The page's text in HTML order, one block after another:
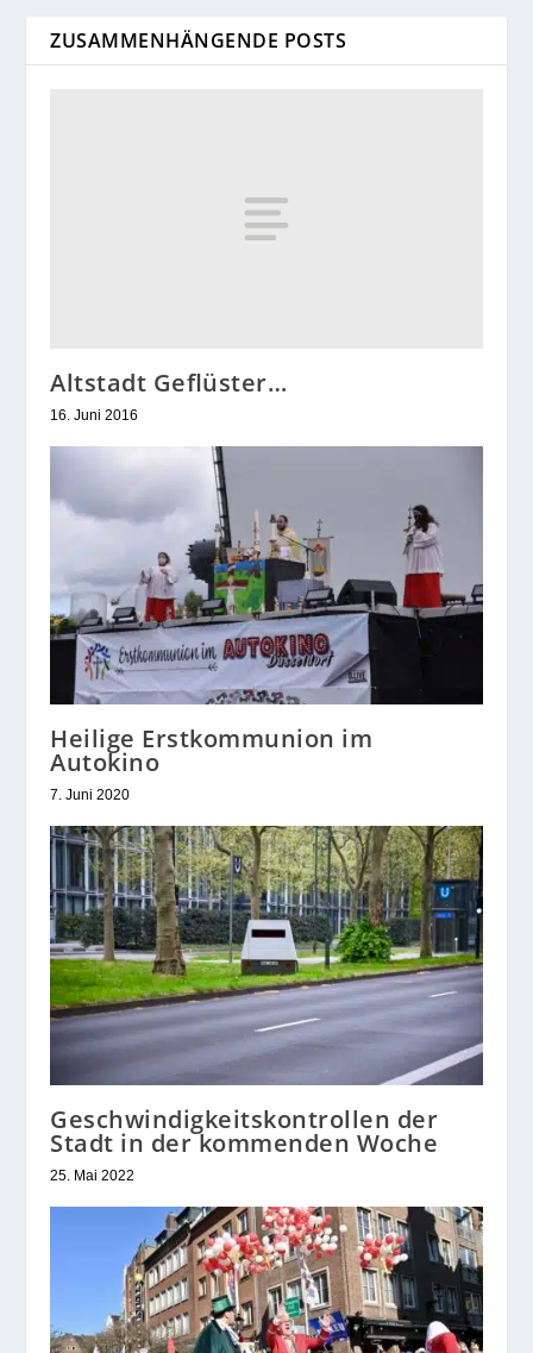
ZUSAMMENHÄNGENDE POSTS
Altstadt Geflüster…
16. Juni 2016
Heilige Erstkommunion im
Autokino
7. Juni 2020
Geschwindigkeitskontrollen der
Stadt in der kommenden Woche
25. Mai 2022